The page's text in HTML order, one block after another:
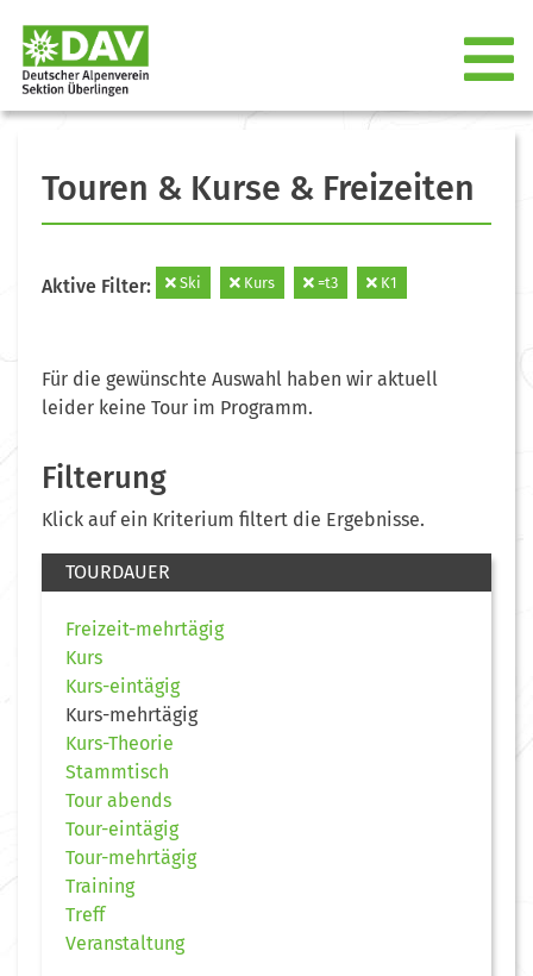
Touren & Kurse & Freizeiten
Aktive Filter: Ski Kurs =t3 K1
Für die gewünschte Auswahl haben wir aktuell
leider keine Tour im Programm.
Filterung
Klick auf ein Kriterium filtert die Ergebnisse.
TOURDAUER
Freizeit-mehrtägig
Kurs
Kurs-eintägig
Kurs-mehrtägig
Kurs-Theorie
Stammtisch
Tour abends
Tour-eintägig
Tour-mehrtägig
Training
Treff
Veranstaltung